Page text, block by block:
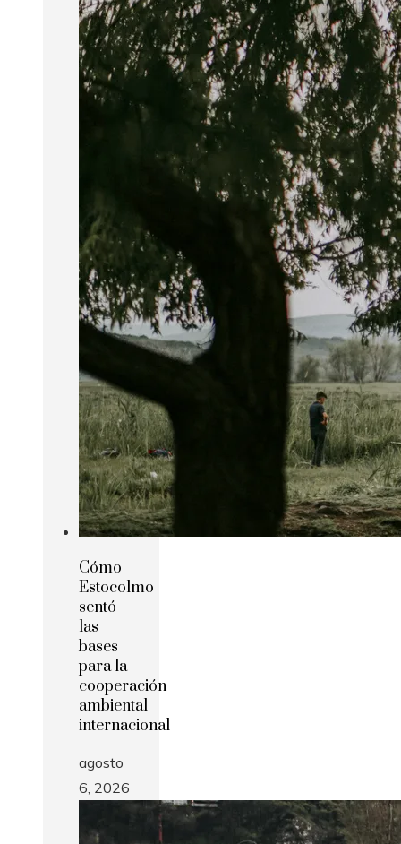
Cómo
Estocolmo
sentó
las
bases
para la
cooperación
ambiental
internacional
agosto
6, 2026